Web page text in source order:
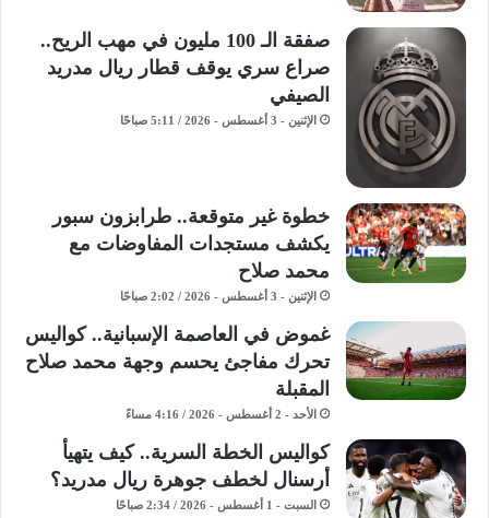
صفقة الـ 100 مليون في مهب الريح..
صراع سري يوقف قطار ريال مدريد
الصيفي
الإثنين - 3 أغسطس - 2026 / 5:11 صباحًا
خطوة غير متوقعة.. طرابزون سبور
يكشف مستجدات المفاوضات مع
محمد صلاح
الإثنين - 3 أغسطس - 2026 / 2:02 صباحًا
غموض في العاصمة الإسبانية.. كواليس
تحرك مفاجئ يحسم وجهة محمد صلاح
المقبلة
الأحد - 2 أغسطس - 2026 / 4:16 مساءً
كواليس الخطة السرية.. كيف يتهيأ
أرسنال لخطف جوهرة ريال مدريد؟
السبت - 1 أغسطس - 2026 / 2:34 صباحًا